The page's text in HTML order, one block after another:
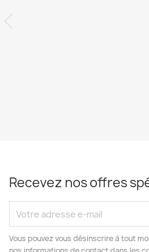
Recevez nos offres
Vous pouvez vous désinscrire à tout